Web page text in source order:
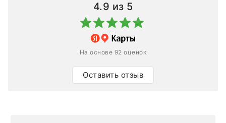
4.9 из 5
На основе 92 оценок
Оставить отзыв